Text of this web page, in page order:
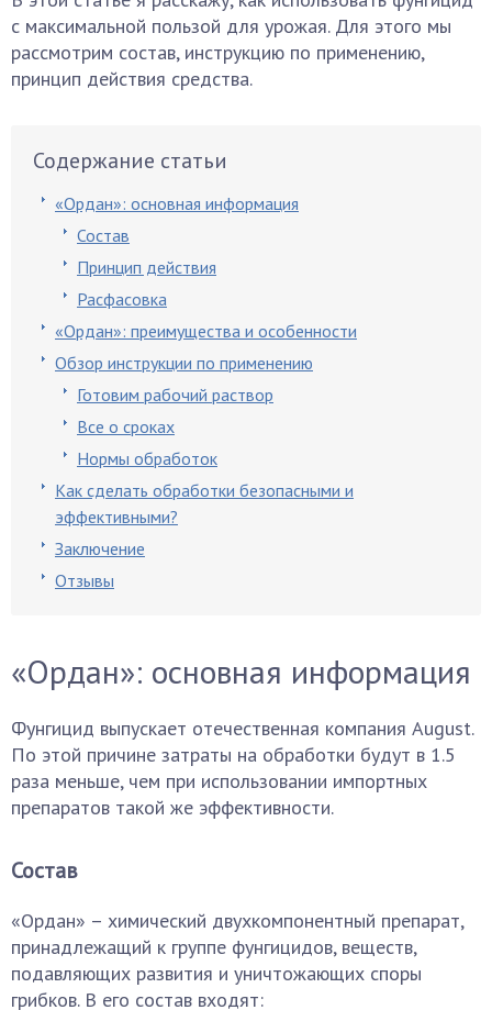
с максимальной пользой для урожая. Для этого мы
рассмотрим состав, инструкцию по применению,
принцип действия средства.
Содержание статьи
«Ордан»: основная информация
Состав
Принцип действия
Расфасовка
«Ордан»: преимущества и особенности
Обзор инструкции по применению
Готовим рабочий раствор
Все о сроках
Нормы обработок
Как сделать обработки безопасными и
эффективными?
Заключение
Отзывы
«Ордан»: основная информация
Фунгицид выпускает отечественная компания August.
По этой причине затраты на обработки будут в 1.5
раза меньше, чем при использовании импортных
препаратов такой же эффективности.
Состав
«Ордан» – химический двухкомпонентный препарат,
принадлежащий к группе фунгицидов, веществ,
подавляющих развития и уничтожающих споры
грибков. В его состав входят: